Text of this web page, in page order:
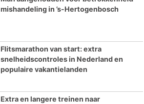
mishandeling in ’s-Hertogenbosch
Flitsmarathon van start: extra
snelheidscontroles in Nederland en
populaire vakantielanden
Extra en langere treinen naar